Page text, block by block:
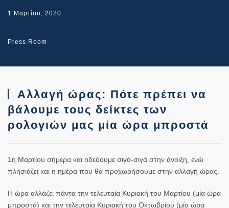
1 Μαρτίου, 2020
Press Room
Αλλαγή ώρας: Πότε πρέπει να
βάλουμε τους δείκτες των
ρολογιών μας μία ώρα μπροστά
1η Μαρτίου σήμερα και οδεύουμε σιγά-σιγά στην άνοιξη, ενώ
πλησιάζει και η ημέρα που θα προχωρήσουμε στην αλλαγή ώρας.
Η ώρα αλλάζει πάντα την τελευταία Κυριακή του Μαρτίου (μία ώρα
μπροστά) και την τελευταία Κυριακή του Οκτωβρίου (μία ώρα